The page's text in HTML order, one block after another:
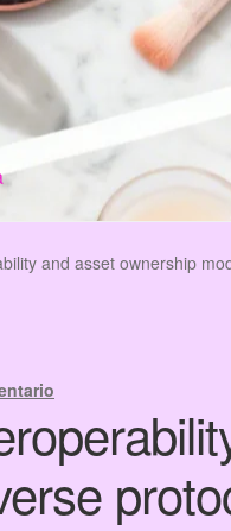
My Account Terms &
and asset ownership